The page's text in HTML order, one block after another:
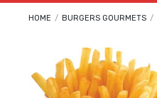
HOME / BURGERS GOURMETS /